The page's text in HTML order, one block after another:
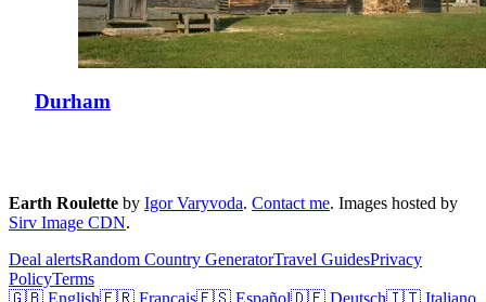
Durham
Earth Roulette by Igor Varyvoda. Contact me. Images hosted by
Sirv Image CDN.
Deal alertsRandom Country GeneratorTravel GuidesPrivacy
PolicyTerms